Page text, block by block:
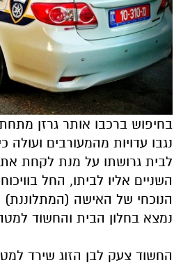
בחיפוש ברכבו אותר גרזן
נגבו עדויות מהמעורבים ועולה
לבית גרושתו על מנת לקחת
השניים אליו לביתו, החל
הנוכחי של האישה (המתלוננת)
נמצא בחלון הבית והחשוד
החשוד צעק לבן הזוג שירד